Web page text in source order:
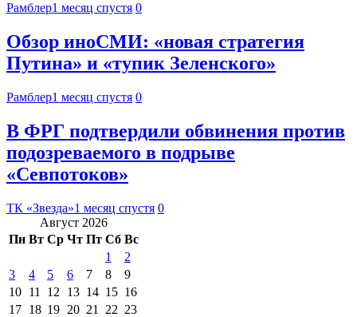
Рамблер1 месяц спустя 0
Обзор иноСМИ: «новая стратегия
Путина» и «тупик Зеленского»
Рамблер1 месяц спустя 0
В ФРГ подтвердили обвинения против
подозреваемого в подрыве
«Севпотоков»
ТК «Звезда»1 месяц спустя 0
Август 2026
Пн Вт Ср Чт Пт Сб Вс
1
2
3
4 5 6 7 8
9
10 11 12 13 14 15 16
17 18 19 20 21 22 23